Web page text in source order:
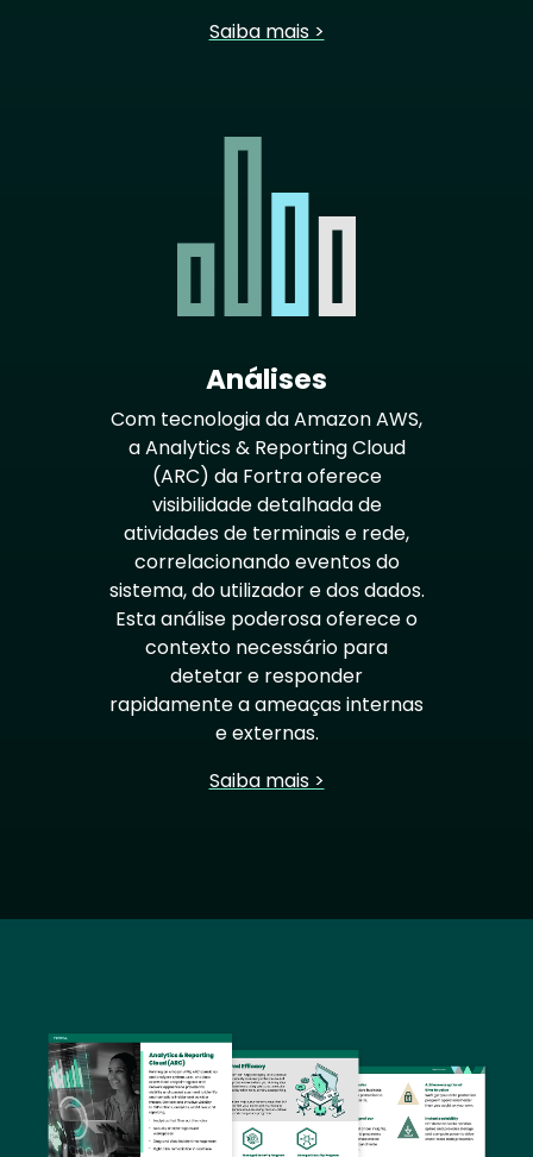
Saiba mais >
Análises
Com tecnologia da Amazon AWS,
a Analytics & Reporting Cloud
(ARC) da Fortra oferece
visibilidade detalhada de
atividades de terminais e rede,
correlacionando eventos do
sistema, do utilizador e dos dados.
Esta análise poderosa oferece o
contexto necessário para
detetar e responder
rapidamente a ameaças internas
e externas.
Saiba mais >
Image